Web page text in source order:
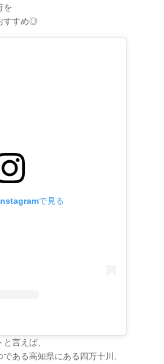
を
すすめ◎
で見る
言えば、
ある高知県にある四万十川、